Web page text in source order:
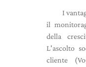
I
il
della
L'ascolto
cliente